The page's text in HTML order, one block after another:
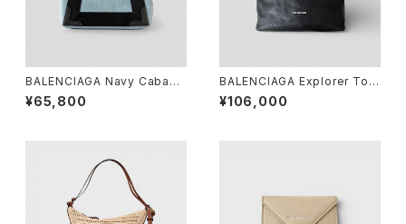
BALENCIAGA Navy Cabas
XS Light Blue Black
¥65,800
BALENCIAGA Explorer Tot
e Arena Lambskin Black
¥106,000